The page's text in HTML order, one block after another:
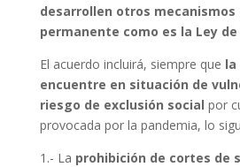
desarrollen otros
permanente como es la Ley de
El acuerdo incluirá, siempre que la
encuentre en situación de
riesgo de exclusión social por
provocada por la pandemia, lo
1.- La prohibición de cortes de